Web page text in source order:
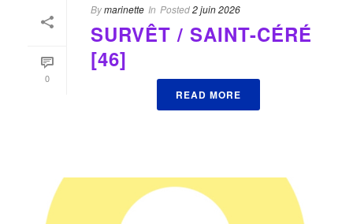
0
Bymarinette In Posted2 juin 2026
SURVÊT / SAINT-CÉRÉ
[46]
READ MORE